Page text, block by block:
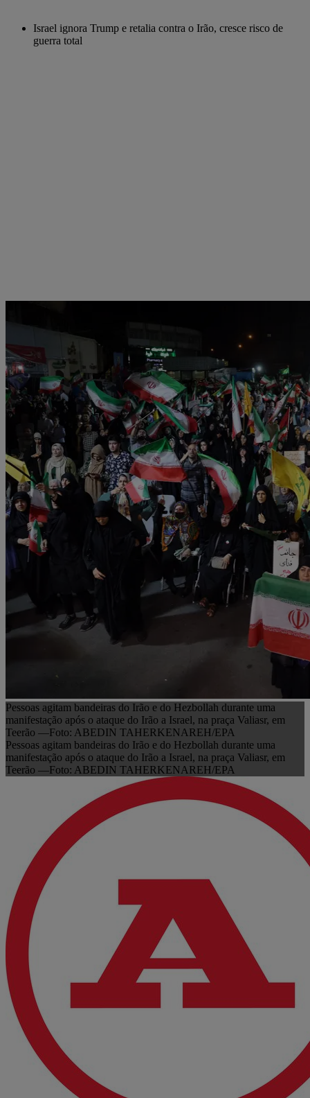
Israel ignora Trump e retalia contra o Irão, cresce risco de
guerra total
Pessoas agitam bandeiras do Irão e do Hezbollah durante uma
manifestação após o ataque do Irão a Israel, na praça Valiasr, em
Teerão —Foto: ABEDIN TAHERKENAREH/EPA
Pessoas agitam bandeiras do Irão e do Hezbollah durante uma
manifestação após o ataque do Irão a Israel, na praça Valiasr, em
Teerão —Foto: ABEDIN TAHERKENAREH/EPA